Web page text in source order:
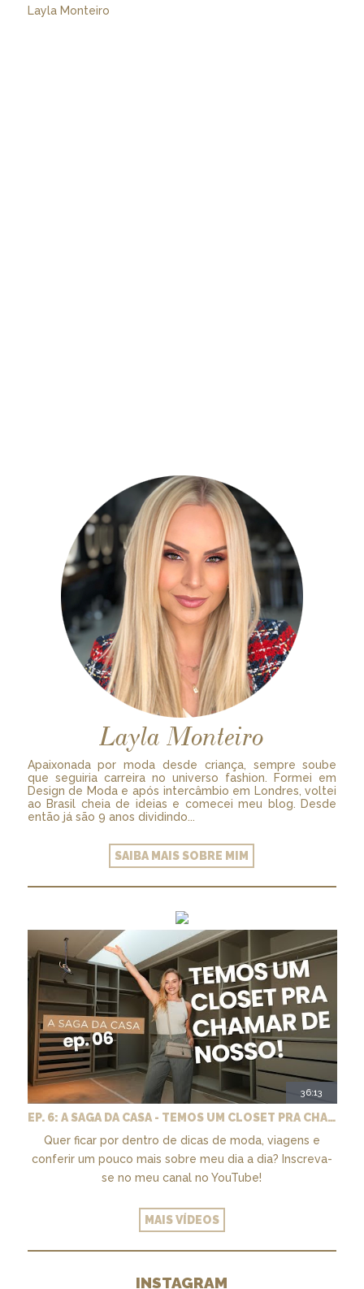
Layla Monteiro
Layla Monteiro
Apaixonada por moda desde criança, sempre soube
que seguiria carreira no universo fashion. Formei em
Design de Moda e após intercâmbio em Londres, voltei
ao Brasil cheia de ideias e comecei meu blog. Desde
então já são 9 anos dividindo...
SAIBA MAIS SOBRE MIM
36:13
EP. 6: A SAGA DA CASA - TEMOS UM CLOSET PRA CHAMAR DE NOSSO + MARCENARIA E PAISAGISMO
Quer ficar por dentro de dicas de moda, viagens e
conferir um pouco mais sobre meu dia a dia? Inscreva-
se no meu canal no YouTube!
MAIS VÍDEOS
INSTAGRAM